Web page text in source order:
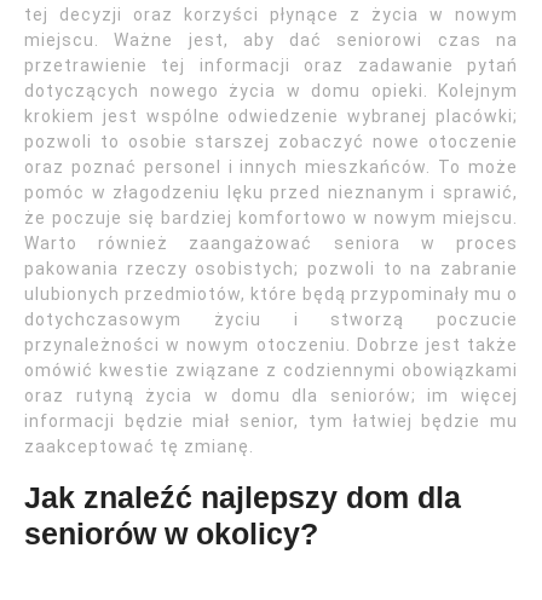
tej decyzji oraz korzyści płynące z życia w nowym
miejscu. Ważne jest, aby dać seniorowi czas na
przetrawienie tej informacji oraz zadawanie pytań
dotyczących nowego życia w domu opieki. Kolejnym
krokiem jest wspólne odwiedzenie wybranej placówki;
pozwoli to osobie starszej zobaczyć nowe otoczenie
oraz poznać personel i innych mieszkańców. To może
pomóc w złagodzeniu lęku przed nieznanym i sprawić,
że poczuje się bardziej komfortowo w nowym miejscu.
Warto również zaangażować seniora w proces
pakowania rzeczy osobistych; pozwoli to na zabranie
ulubionych przedmiotów, które będą przypominały mu o
dotychczasowym życiu i stworzą poczucie
przynależności w nowym otoczeniu. Dobrze jest także
omówić kwestie związane z codziennymi obowiązkami
oraz rutyną życia w domu dla seniorów; im więcej
informacji będzie miał senior, tym łatwiej będzie mu
zaakceptować tę zmianę.
Jak znaleźć najlepszy dom dla
seniorów w okolicy?